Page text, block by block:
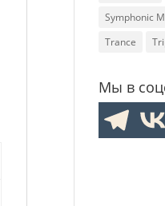
Symphonic
Trance
Мы в